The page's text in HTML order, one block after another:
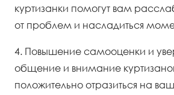
куртизанки помогут вам
от проблем и насладиться
4. Повышение самооценки и
общение и внимание
положительно отразиться на